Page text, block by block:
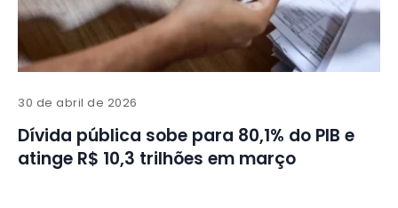
30 de abril de 2026
Dívida pública sobe para 80,1% do PIB e
atinge R$ 10,3 trilhões em março